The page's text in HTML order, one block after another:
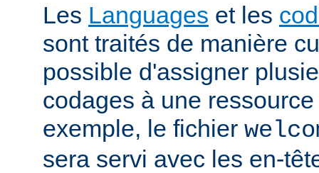
Les Languages et les
sont traités de manière
possible d'assigner
codages à une
exemple, le fichier
sera servi avec les en-